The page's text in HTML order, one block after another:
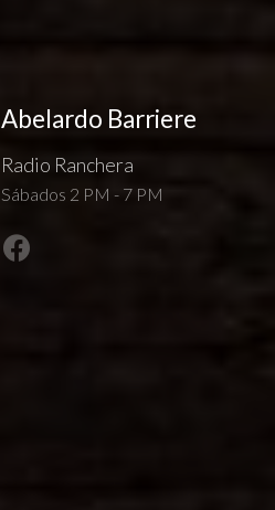
Abelardo Barriere
Radio Ranchera
Sábados 2 PM - 7 PM